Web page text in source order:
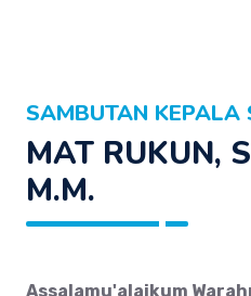
SAMBUTAN KEPALA
MAT RUKUN,
M.M.
Assalamu'alaikum